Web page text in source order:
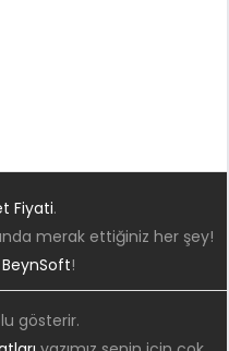
Fiyati.
merak ettiğiniz her şey!
BeynSoft!
gösterir.